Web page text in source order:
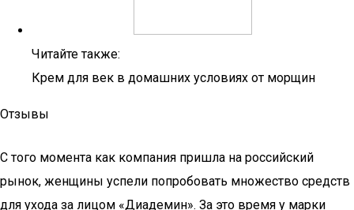
Читайте также:
Крем для век в домашних условиях от морщин
Отзывы
С того момента как компания пришла на российский
рынок, женщины успели попробовать множество средств
для ухода за лицом «Диадемин». За это время у марки